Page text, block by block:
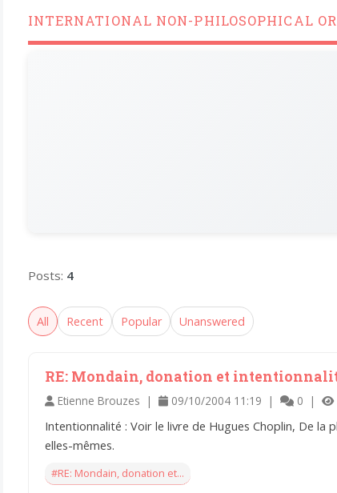
INTERNATIONAL NON-PHILOSOPHICAL
Posts: 4
All Recent Popular Unanswered
RE: Mondain, donation et
Etienne Brouzes | 09/10/2004 11:19 | 0 |
Intentionnalité : Voir le livre de Hugues Choplin, De
elles-mêmes.
#RE: Mondain, donation et...